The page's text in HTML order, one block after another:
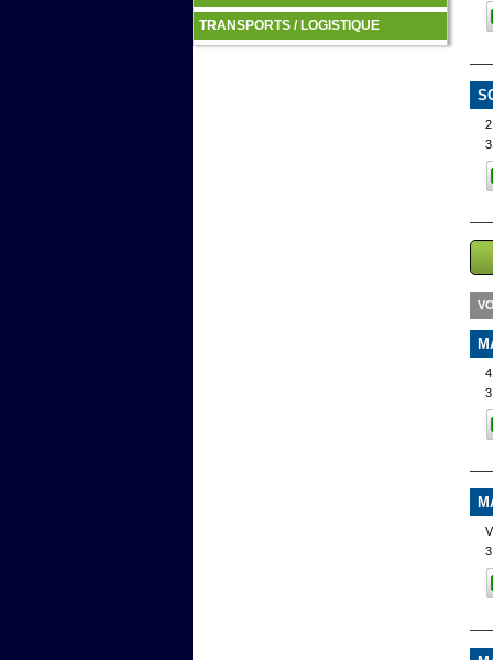
TRANSPORTS / LOGISTIQUE